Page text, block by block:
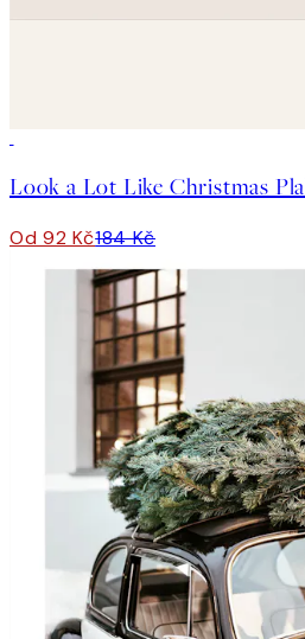
Look a Lot Like Christmas
Od 92 Kč184 Kč